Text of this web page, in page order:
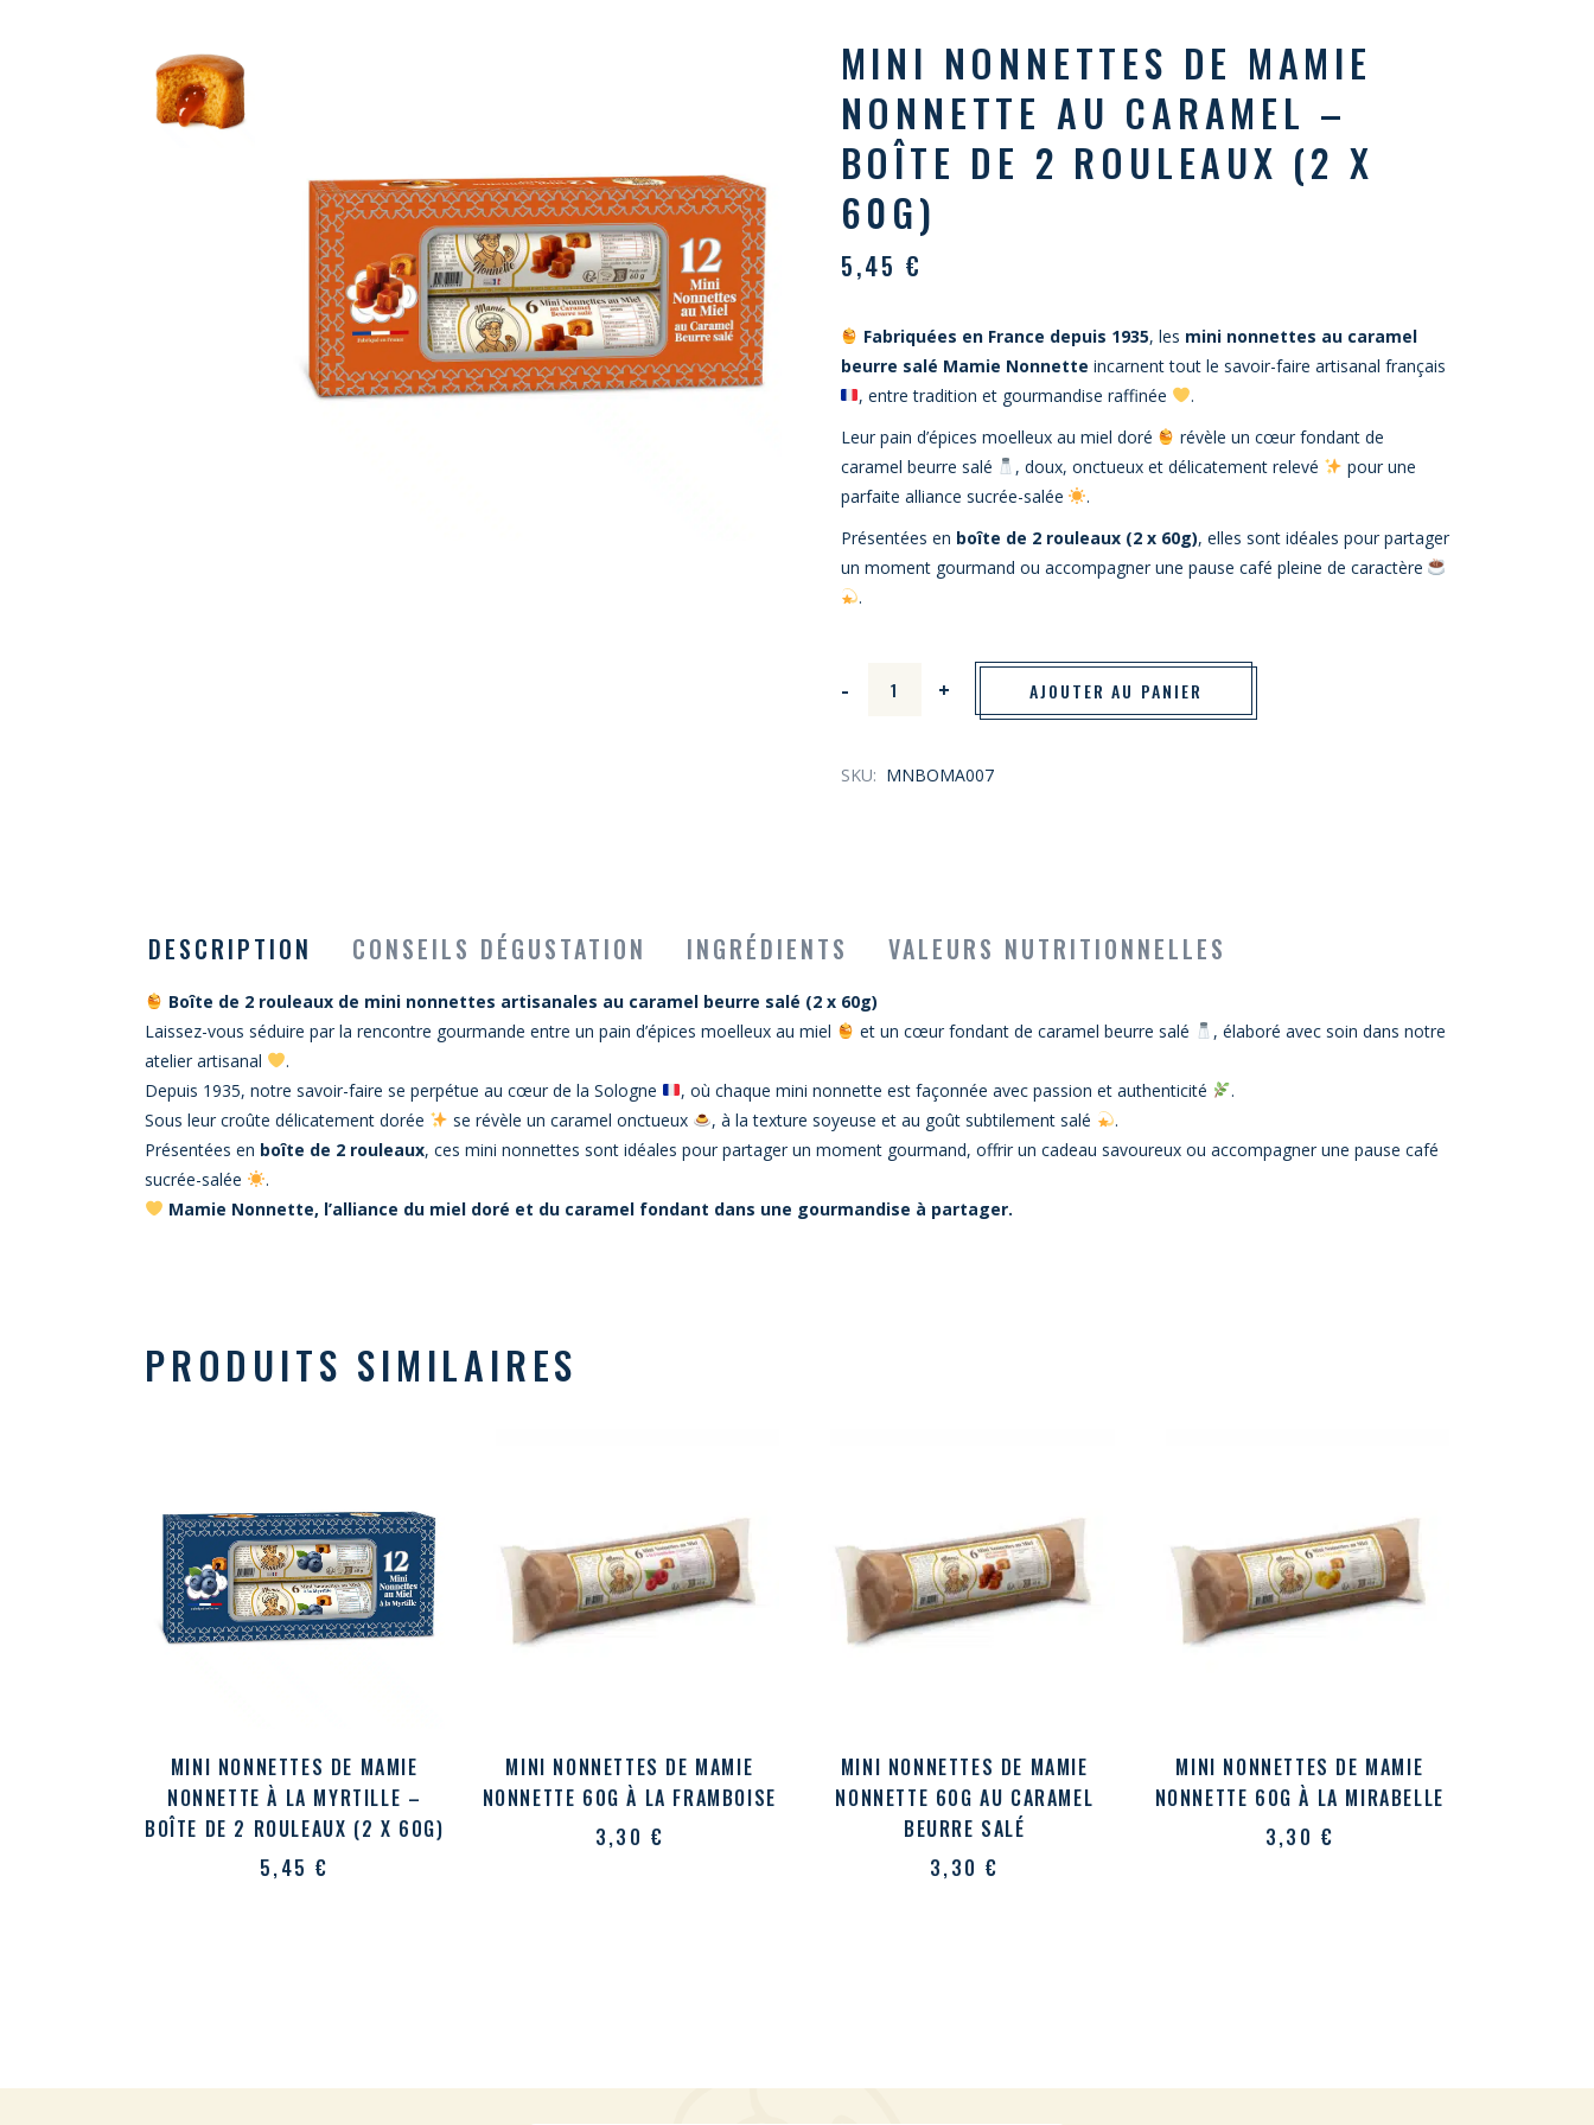
MINI NONNETTES DE MAMIE
NONNETTE AU CARAMEL –
BOÎTE DE 2 ROULEAUX (2 X
60G)
5,45 €
Fabriquées en France depuis 1935, les mini nonnettes au caramel
beurre salé Mamie Nonnette incarnent tout le savoir-faire artisanal français
, entre tradition et gourmandise raffinée
.
Leur pain d’épices moelleux au miel doré
révèle un cœur fondant de
caramel beurre salé
, doux, onctueux et délicatement relevé
pour une
parfaite alliance sucrée-salée
.
Présentées en boîte de 2 rouleaux (2 x 60g), elles sont idéales pour partager
un moment gourmand ou accompagner une pause café pleine de caractère
.
Mini Nonnettes de Mamie Nonnette au Caramel – Boîte de 2 rouleaux (2 x 60g) quantity
- + AJOUTER AU PANIER
SKU: MNBOMA007
DESCRIPTION CONSEILS DÉGUSTATION INGRÉDIENTS VALEURS NUTRITIONNELLES
Boîte de 2 rouleaux de mini nonnettes artisanales au caramel beurre salé (2 x 60g)
Laissez-vous séduire par la rencontre gourmande entre un pain d’épices moelleux au miel
et un cœur fondant de caramel beurre salé
, élaboré avec soin dans notre
atelier artisanal
.
Depuis 1935, notre savoir-faire se perpétue au cœur de la Sologne
, où chaque mini nonnette est façonnée avec passion et authenticité
.
Sous leur croûte délicatement dorée
se révèle un caramel onctueux , à la texture soyeuse et au goût subtilement salé
.
Présentées en boîte de 2 rouleaux, ces mini nonnettes sont idéales pour partager un moment gourmand, offrir un cadeau savoureux ou accompagner une pause café
sucrée-salée
.
Mamie Nonnette, l’alliance du miel doré et du caramel fondant dans une gourmandise à partager.
PRODUITS SIMILAIRES
MINI NONNETTES DE MAMIE
NONNETTE À LA MYRTILLE –
BOÎTE DE 2 ROULEAUX (2 X 60G)
5,45€
MINI NONNETTES DE MAMIE
NONNETTE 60G À LA FRAMBOISE
3,30 €
MINI NONNETTES DE MAMIE
NONNETTE 60G AU CARAMEL
BEURRE SALÉ
3,30€
MINI NONNETTES DE MAMIE
NONNETTE 60G À LA MIRABELLE
3,30 €